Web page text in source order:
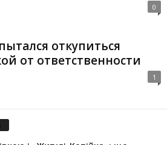
0
откупиться
от ответственности
1